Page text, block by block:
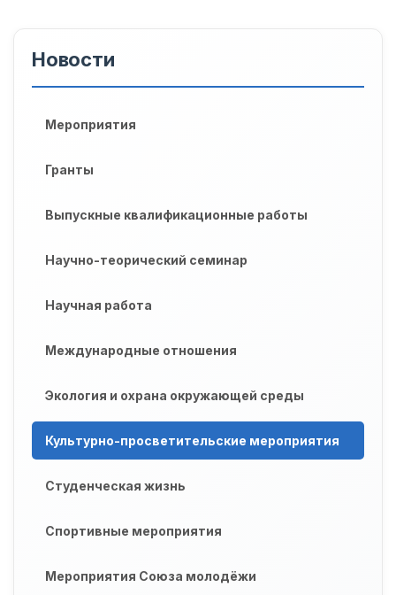
Новости
Мероприятия
Гранты
Выпускные квалификационные работы
Научно-теорический семинар
Научная работа
Международные отношения
Экология и охрана окружающей среды
Культурно-просветительские мероприятия
Студенческая жизнь
Спортивные мероприятия
Мероприятия Союза молодёжи